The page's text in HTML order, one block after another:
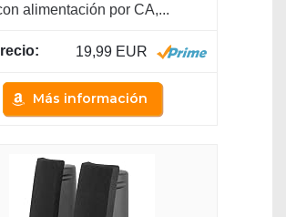
alimentación por CA,...
19,99 EUR
Más información